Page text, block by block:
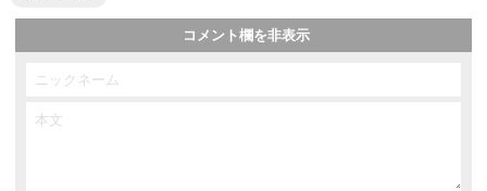
コメント欄を非表示